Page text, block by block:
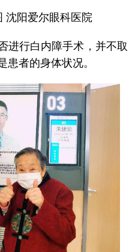
沈阳爱尔眼科医院
行白内障手术，并不取
患者的身体状况。